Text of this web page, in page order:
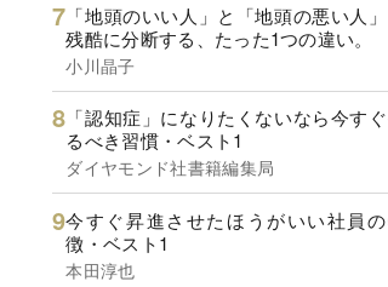
「地頭のいい人」と「地頭の悪い人
残酷に分断する、たった1つの違い。
小川晶子
「認知症」になりたくないなら今す
るべき習慣・ベスト1
ダイヤモンド社書籍編集局
今すぐ昇進させたほうがいい社員
徴・ベスト1
本田淳也